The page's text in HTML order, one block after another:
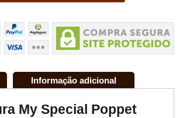
Informação adicional
My Special Poppet